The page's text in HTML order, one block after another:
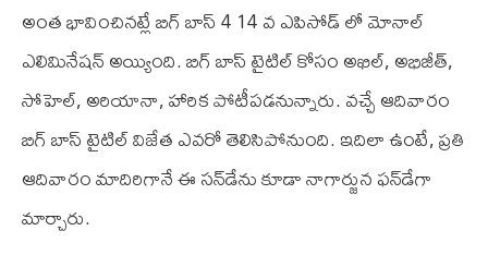
అంత భావించినట్లే బిగ్ బాస్ 4 14 వ ఎపిసోడ్ లో మోనాల్
ఎలిమినేషన్ అయ్యింది. బిగ్ బాస్ టైటిల్ కోసం అఖిల్, అభిజీత్,
సోహెల్, అరియానా, హారిక పోటీపడనున్నారు. వచ్చే ఆదివారం
బిగ్ బాస్ టైటిల్ విజేత ఎవరో తెలిసిపోనుంది. ఇదిలా ఉంటే, ప్రతి
ఆదివారం మాదిరిగానే ఈ సన్‌డేను కూడా నాగార్జున ఫన్‌డేగా
మార్చారు.